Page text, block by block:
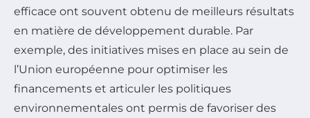
efficace ont souvent obtenu de meilleurs résultats
en matière de développement durable. Par
exemple, des initiatives mises en place au sein de
l’Union européenne pour optimiser les
financements et articuler les politiques
environnementales ont permis de favoriser des